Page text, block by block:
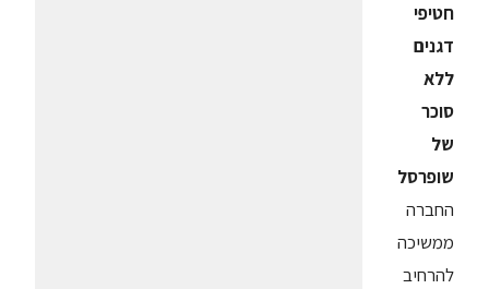
חטיפי
דגנים
ללא
סוכר
של
שופרסל
החברה
ממשיכה
להרחיב